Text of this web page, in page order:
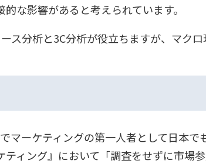
な影響があると考えられています。
ス分析と3C分析が役立ちますが、マクロ
マーケティングの第一人者として日本で
ィング』において「調査をせずに市場